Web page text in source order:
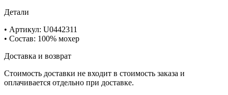
Детали
• Артикул: U0442311
• Состав: 100% мохер
Доставка и возврат
Стоимость доставки не входит в стоимость заказа и
оплачивается отдельно при доставке.